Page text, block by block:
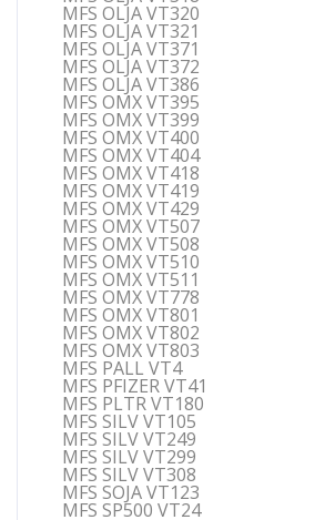
MFS OLJA VT320
MFS OLJA VT321
MFS OLJA VT371
MFS OLJA VT372
MFS OLJA VT386
MFS OMX VT395
MFS OMX VT399
MFS OMX VT400
MFS OMX VT404
MFS OMX VT418
MFS OMX VT419
MFS OMX VT429
MFS OMX VT507
MFS OMX VT508
MFS OMX VT510
MFS OMX VT511
MFS OMX VT778
MFS OMX VT801
MFS OMX VT802
MFS OMX VT803
MFS PALL VT4
MFS PFIZER VT41
MFS PLTR VT180
MFS SILV VT105
MFS SILV VT249
MFS SILV VT299
MFS SILV VT308
MFS SOJA VT123
MFS SP500 VT24